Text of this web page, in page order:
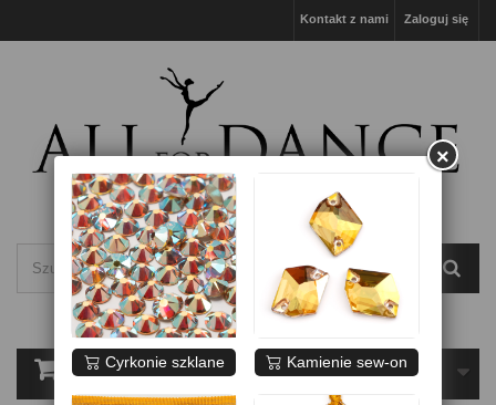
Zaloguj się
Kontakt z nami
Koszyk (pusty)
×
Cyrkonie szklane Kamienie sew-on